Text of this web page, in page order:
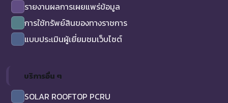
รายงานผลการเผยแพร่ข้อมูล
การใช้ทรัพย์สินของทางราชการ
แบบประเมินผู้เยี่ยมชมเว็บไซต์
บริการอื่น ๆ
SOLAR ROOFTOP PCRU